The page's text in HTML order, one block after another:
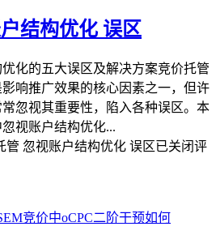
结构优化 误区
化的五大误区及解决方案竞价托管
响推广效果的核心因素之一，但许
忽视其重要性，陷入各种误区。本
视账户结构优化...
管 忽视账户结构优化 误区已关闭评